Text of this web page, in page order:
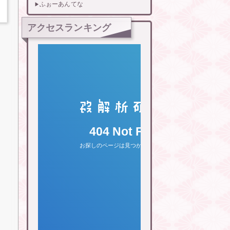
ふぉーあんてな
アクセスランキング